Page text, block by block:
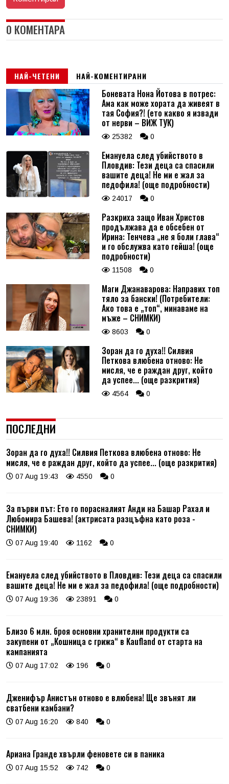
0 КОМЕНТАРА
НАЙ-ЧЕТЕНИ НАЙ-КОМЕНТИРАНИ
Боневата Нона Йотова в потрес:
Ама как може хората да живеят в
тая София?! (ето какво я извади
от нерви – ВИЖ ТУК)
25382 0
Емануела след убийството в
Пловдив: Тези деца са спасили
вашите деца! Не ми е жал за
педофила! (още подробности)
24017 0
Разкриха защо Иван Христов
продължава да е обсебен от
Ирина: Тенчева „не я боли глава“
и го обслужва като гейша! (още
подробности)
11508 0
Маги Джанаварова: Направих топ
тяло за бански! (Потребители:
Ако това е „топ“, минаваме на
мъже – СНИМКИ)
8603 0
Зоран да го духа!! Силвия
Петкова влюбена отново: Не
мисля, че е раждан друг, който
да успее... (още разкрития)
4564 0
ПОСЛЕДНИ
Зоран да го духа!! Силвия Петкова влюбена отново: Не
мисля, че е раждан друг, който да успее... (още разкрития)
07 Aug 19:43 4550 0
За първи път: Ето го порасналият Анди на Башар Рахал и
Любомира Башева! (актрисата разцъфна като роза -
СНИМКИ)
07 Aug 19:40 1162 0
Емануела след убийството в Пловдив: Тези деца са спасили
вашите деца! Не ми е жал за педофила! (още подробности)
07 Aug 19:36 23891 0
Близо 6 млн. броя основни хранителни продукти са
закупени от „Кошница с грижа“ в Kaufland от старта на
кампанията
07 Aug 17:02 196 0
Дженифър Анистън отново е влюбена! Ще звънят ли
сватбени камбани?
07 Aug 16:20 840 0
Ариана Гранде хвърли феновете си в паника
07 Aug 15:52 742 0